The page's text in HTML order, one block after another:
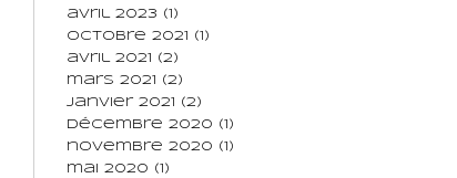
avril 2023 (1)
octobre 2021
(1)
avril 2021
(2)
mars 2021
(2)
janvier 2021
(2)
décembre 2020 (1)
novembre 2020 (1)
mai 2020 (1)